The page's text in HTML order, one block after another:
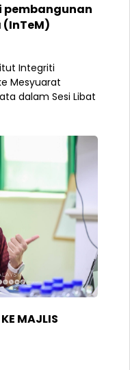
pembangunan
Integriti
Mesyuarat
dalam Sesi Libat
MAJLIS